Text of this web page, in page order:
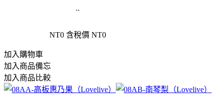
..
NT0 含稅價 NT0
加入購物車
加入商品備忘
加入商品比較